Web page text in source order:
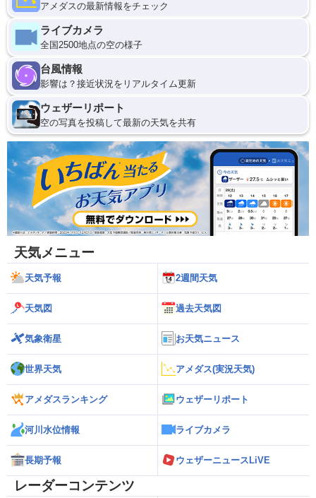
アメダスの最新情報をチェック
ライブカメラ
全国2500地点の空の様子
台風情報
影響は？接近状況をリアルタイム更新
ウェザーリポート
空の写真を投稿して最新の天気を共有
天気メニュー
天気予報 2週間天気
天気図 過去天気図
気象衛星 お天気ニュース
世界天気 アメダス(実況天気)
アメダスランキング ウェザーリポート
河川水位情報 ライブカメラ
長期予報 ウェザーニュースLiVE
レーダーコンテンツ